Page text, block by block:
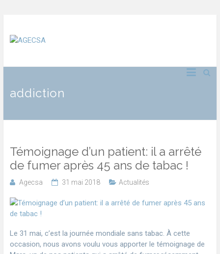
addiction
Témoignage d’un patient: il a arrêté
de fumer après 45 ans de tabac !
Agecsa 31 mai 2018 Actualités
Le 31 mai, c’est la journée mondiale sans tabac. À cette
occasion, nous avons voulu vous apporter le témoignage de